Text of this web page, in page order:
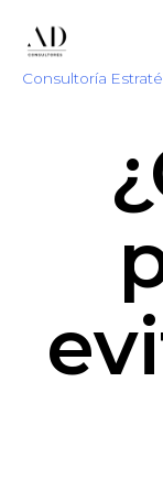
Consultoría